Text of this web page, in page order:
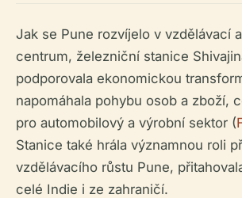
Jak se Pune rozvíjelo v vzdělávací
centrum, železniční stanice
podporovala ekonomickou
napomáhala pohybu osob a zboží,
pro automobilový a výrobní sektor (
Stanice také hrála významnou roli
vzdělávacího růstu Pune,
celé Indie i ze zahraničí.